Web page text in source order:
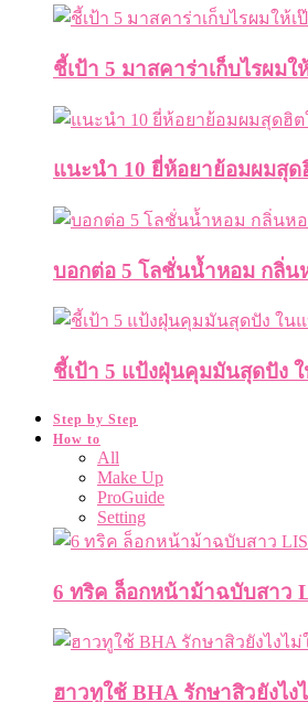
ชี้เป้า 5 มาสคาร่าเก็บไรผม
แนะนำ 10 ยี่ห้อยาย้อมผมสุด
บอกต่อ 5 โลชั่นน้ำหอม กลิ่
ชี้เป้า 5 แป้งฝุ่นคุมมันสุดปัง
Step by Step
How to
All
Make Up
ProGuide
Setting
6 ทริค ล็อกหน้าม้าฉบับสาว
ฮาวทูใช้ BHA รักษาสิวยังไง